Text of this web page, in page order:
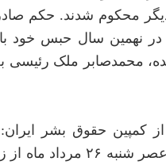
محکوم شدند. حکم صادره
نهمین سال حبس خود با
محمدصابر ملک رئیسی
کمپین حقوق بشر
آزادی» معروف هستند،